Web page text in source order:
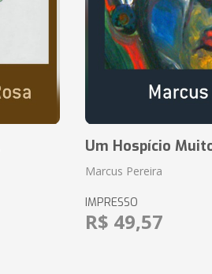
Um Hospício
Marcus Pereira
IMPRESSO
R$ 49,57